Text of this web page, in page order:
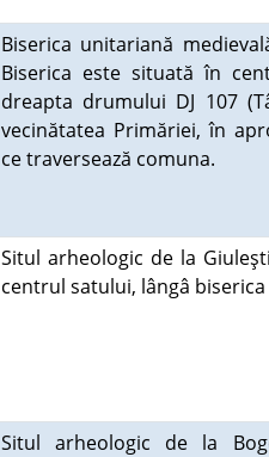
Biserica unitariană
Biserica este situată în
dreapta drumului DJ 107
vecinătatea Primăriei, în
ce traversează comuna.
Situl arheologic de la
centrul satului, lângâ
Situl arheologic de la